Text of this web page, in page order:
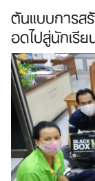
ต้นแบบการส
อดไปสู่นักเรี